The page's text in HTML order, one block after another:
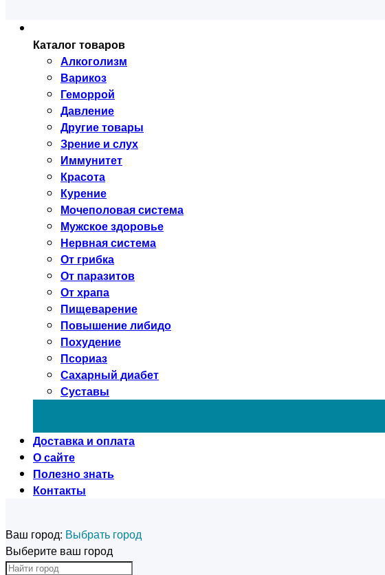
Каталог товаров
Алкоголизм
Варикоз
Геморрой
Давление
Другие товары
Зрение и слух
Иммунитет
Красота
Курение
Мочеполовая система
Мужское здоровье
Нервная система
От грибка
От паразитов
От храпа
Пищеварение
Повышение либидо
Похудение
Псориаз
Сахарный диабет
Суставы
Доставка и оплата
О сайте
Полезно знать
Контакты
Ваш город: Выбрать город
Выберите ваш город